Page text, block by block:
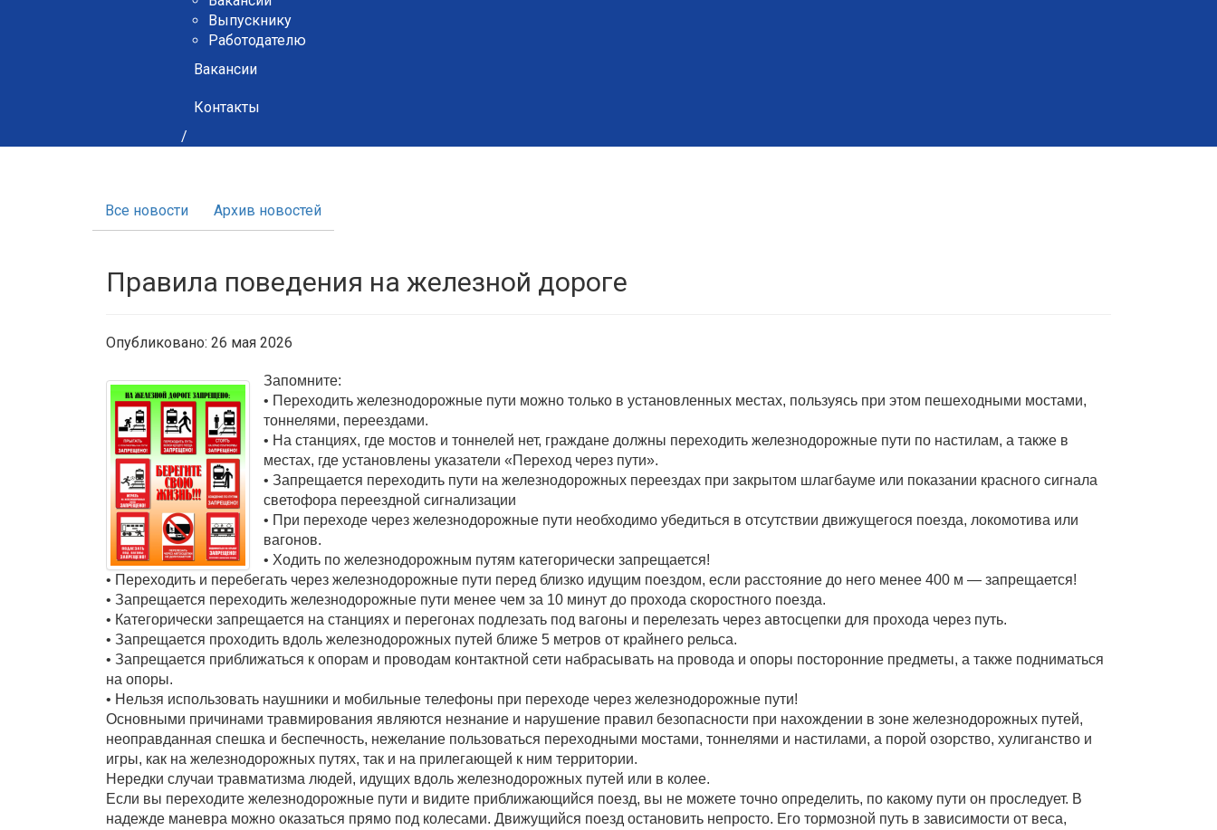
Выпускнику
Работодателю
Вакансии
Контакты
/
Все новости Архив новостей
Правила поведения на железной дороге
Опубликовано: 26 мая 2026
Запомните:
• Переходить железнодорожные пути можно только в установленных местах, пользуясь при этом пешеходными мостами,
тоннелями, переездами.
• На станциях, где мостов и тоннелей нет, граждане должны переходить железнодорожные пути по настилам, а также в
местах, где установлены указатели «Переход через пути».
• Запрещается переходить пути на железнодорожных переездах при закрытом шлагбауме или показании красного сигнала
светофора переездной сигнализации
• При переходе через железнодорожные пути необходимо убедиться в отсутствии движущегося поезда, локомотива или
вагонов.
• Ходить по железнодорожным путям категорически запрещается!
• Переходить и перебегать через железнодорожные пути перед близко идущим поездом, если расстояние до него менее 400 м — запрещается!
• Запрещается переходить железнодорожные пути менее чем за 10 минут до прохода скоростного поезда.
• Категорически запрещается на станциях и перегонах подлезать под вагоны и перелезать через автосцепки для прохода через путь.
• Запрещается проходить вдоль железнодорожных путей ближе 5 метров от крайнего рельса.
• Запрещается приближаться к опорам и проводам контактной сети набрасывать на провода и опоры посторонние предметы, а также подниматься
на опоры.
• Heльзя использовать наушники и мобильные телефоны при переходе через железнодорожные пути!
Основными причинами травмирования являются незнание и нарушение правил безопасности при нахождении в зоне железнодорожных путей,
неоправданная спешка и беспечность, нежелание пользоваться переходными мостами, тоннелями и настилами, а порой озорство, хулиганство и
игры, как на железнодорожных путях, так и на прилегающей к ним территории.
Нередки случаи травматизма людей, идущих вдоль железнодорожных путей или в колее.
Если вы переходите железнодорожные пути и видите приближающийся поезд, вы не можете точно определить, по какому пути он проследует. В
надежде маневра можно оказаться прямо под колесами. Движущийся поезд остановить непросто. Его тормозной путь в зависимости от веса,